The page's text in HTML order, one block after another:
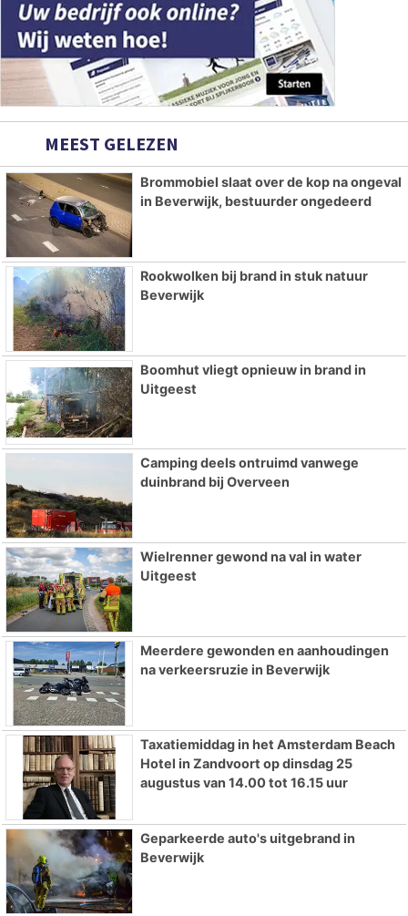
MEEST GELEZEN
Brommobiel slaat over de kop na ongeval
in Beverwijk, bestuurder ongedeerd
Rookwolken bij brand in stuk natuur
Beverwijk
Boomhut vliegt opnieuw in brand in
Uitgeest
Camping deels ontruimd vanwege
duinbrand bij Overveen
Wielrenner gewond na val in water
Uitgeest
Meerdere gewonden en aanhoudingen
na verkeersruzie in Beverwijk
Taxatiemiddag in het Amsterdam Beach
Hotel in Zandvoort op dinsdag 25
augustus van 14.00 tot 16.15 uur
Geparkeerde auto's uitgebrand in
Beverwijk